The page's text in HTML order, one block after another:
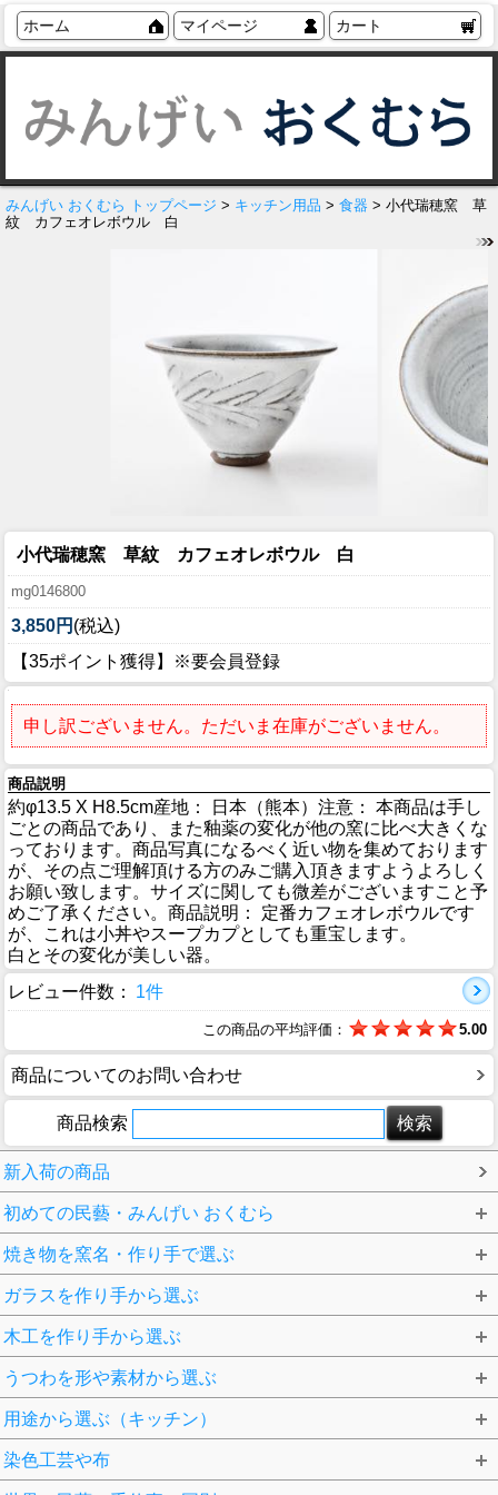
ホーム マイページ カート
みんげい おくむら トップページ > キッチン用品 > 食器 > 小代瑞穂窯 草
紋 カフェオレボウル 白
小代瑞穂窯 草紋 カフェオレボウル 白
mg0146800
3,850円 (税込)
【35ポイント獲得】※要会員登録
申し訳ございません。ただいま在庫がございません。
商品説明
約φ13.5 X H8.5cm産地： 日本（熊本）注意： 本商品は手し
ごとの商品であり、また釉薬の変化が他の窯に比べ大きくな
っております。商品写真になるべく近い物を集めております
が、その点ご理解頂ける方のみご購入頂きますようよろしく
お願い致します。サイズに関しても微差がございますこと予
めご了承ください。商品説明： 定番カフェオレボウルです
が、これは小丼やスープカプとしても重宝します。
白とその変化が美しい器。
レビュー件数：
1件
この商品の平均評価： 5.00
商品についてのお問い合わせ
商品検索
新入荷の商品
初めての民藝・みんげい おくむら
焼き物を窯名・作り手で選ぶ
ガラスを作り手から選ぶ
木工を作り手から選ぶ
うつわを形や素材から選ぶ
用途から選ぶ（キッチン）
染色工芸や布